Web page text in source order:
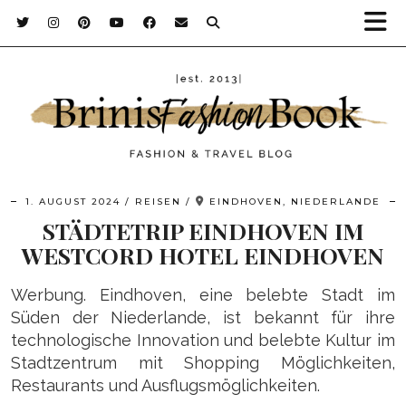
1. AUGUST 2024 REISEN EINDHOVEN, NIEDERLANDE
STÄDTETRIP EINDHOVEN IM
WESTCORD HOTEL EINDHOVEN
Werbung. Eindhoven, eine belebte Stadt im
Süden der Niederlande, ist bekannt für ihre
technologische Innovation und belebte Kultur im
Stadtzentrum mit Shopping Möglichkeiten,
Restaurants und Ausflugsmöglichkeiten.